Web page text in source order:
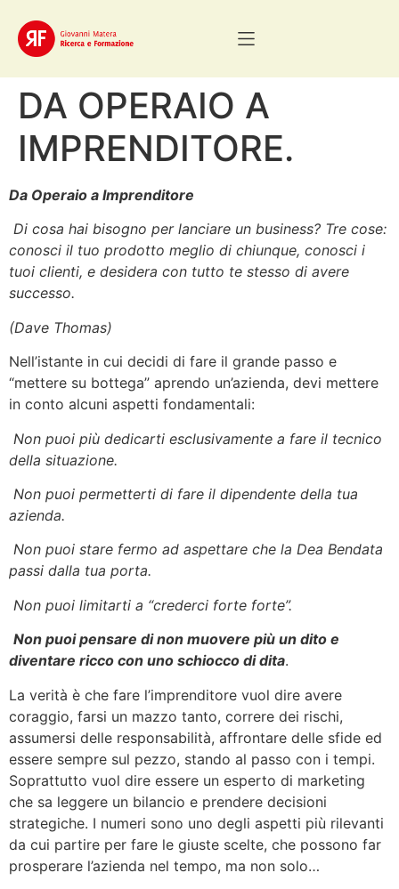
DA OPERAIO A
IMPRENDITORE.
Da Operaio a Imprenditore
Di cosa hai bisogno per lanciare un business? Tre cose:
conosci il tuo prodotto meglio di chiunque, conosci i
tuoi clienti, e desidera con tutto te stesso di avere
successo.
(Dave Thomas)
Nell’istante in cui decidi di fare il grande passo e
“mettere su bottega” aprendo un’azienda, devi mettere
in conto alcuni aspetti fondamentali:
Non puoi più dedicarti esclusivamente a fare il tecnico
della situazione.
Non puoi permetterti di fare il dipendente della tua
azienda.
Non puoi stare fermo ad aspettare che la Dea Bendata
passi dalla tua porta.
Non puoi limitarti a “crederci forte forte”.
Non puoi pensare di non muovere più un dito e
diventare ricco con uno schiocco di dita.
La verità è che fare l’imprenditore vuol dire avere
coraggio, farsi un mazzo tanto, correre dei rischi,
assumersi delle responsabilità, affrontare delle sfide ed
essere sempre sul pezzo, stando al passo con i tempi.
Soprattutto vuol dire essere un esperto di marketing
che sa leggere un bilancio e prendere decisioni
strategiche. I numeri sono uno degli aspetti più rilevanti
da cui partire per fare le giuste scelte, che possono far
prosperare l’azienda nel tempo, ma non solo…